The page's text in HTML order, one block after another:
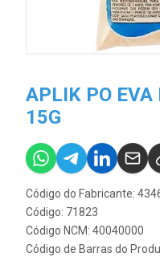
APLIK PO EVA
15G
Código do Fabricante:
Código: 71823
Código NCM: 40040000
Código de Barras do